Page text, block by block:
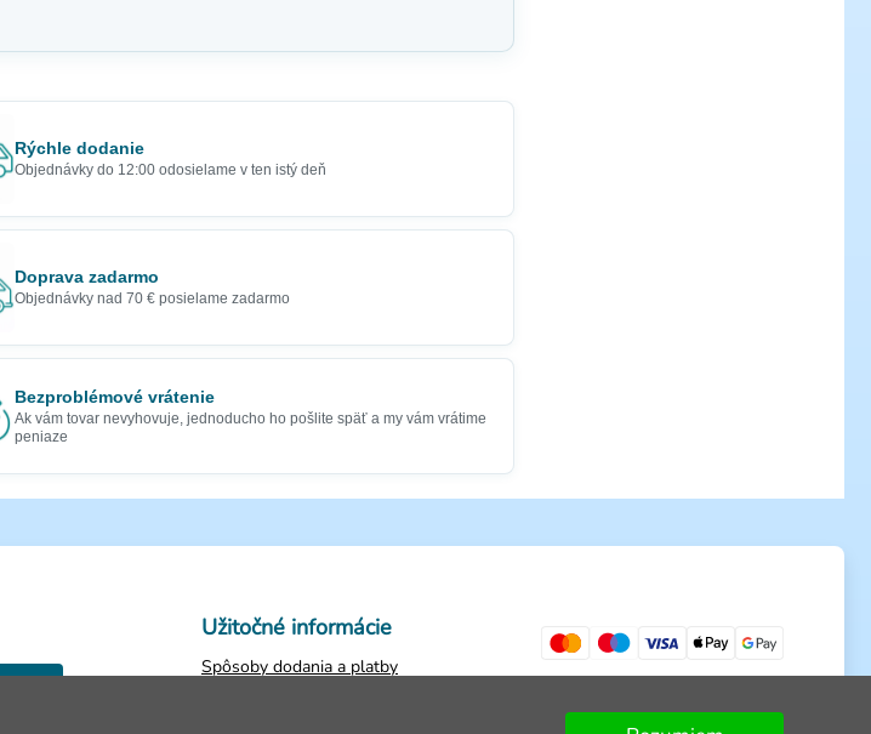
Rýchle dodanie
Objednávky do 12:00 odosielame v ten istý deň
Doprava zadarmo
Objednávky nad 70 € posielame zadarmo
Bezproblémové vrátenie
Ak vám tovar nevyhovuje, jednoducho ho pošlite späť a my vám vrátime
peniaze
Užitočné informácie
Spôsoby dodania a platby